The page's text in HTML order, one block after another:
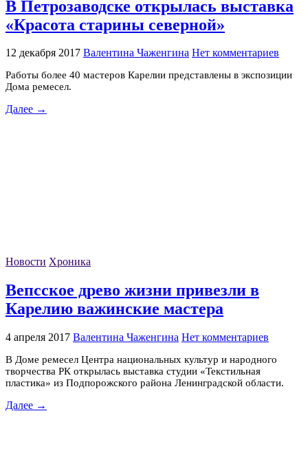
В Петрозаводске открылась выставка
«Красота старины северной»
12 декабря 2017 Валентина Чаженгина Нет комментариев
Работы более 40 мастеров Карелии представлены в экспозиции
Дома ремесел.
Далее →
Новости Хроника
Вепсское древо жизни привезли в
Карелию важинские мастера
4 апреля 2017 Валентина Чаженгина Нет комментариев
В Доме ремесел Центра национальных культур и народного
творчества РК открылась выставка студии «Текстильная
пластика» из Подпорожского района Ленинградской области.
Далее →